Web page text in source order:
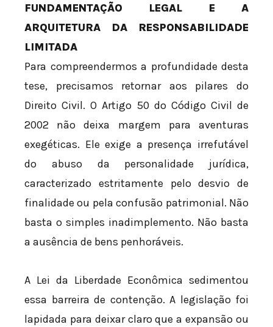
FUNDAMENTAÇÃO LEGAL E A
ARQUITETURA DA RESPONSABILIDADE
LIMITADA
Para compreendermos a profundidade desta
tese, precisamos retornar aos pilares do
Direito Civil. O Artigo 50 do Código Civil de
2002 não deixa margem para aventuras
exegéticas. Ele exige a presença irrefutável
do abuso da personalidade jurídica,
caracterizado estritamente pelo desvio de
finalidade ou pela confusão patrimonial. Não
basta o simples inadimplemento. Não basta
a ausência de bens penhoráveis.
A Lei da Liberdade Econômica sedimentou
essa barreira de contenção. A legislação foi
lapidada para deixar claro que a expansão ou